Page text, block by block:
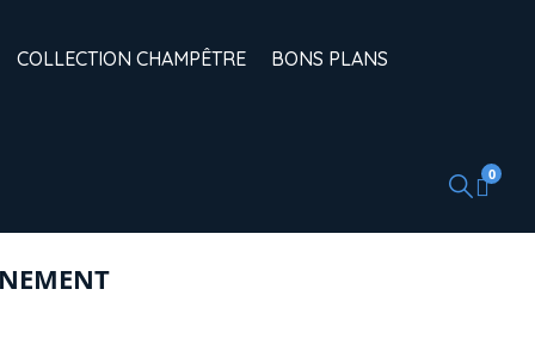
COLLECTION CHAMPÊTRE BONS PLANS
0